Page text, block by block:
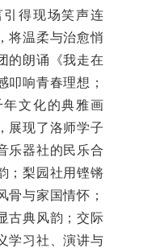
得现场笑声连
将温柔与治愈悄
的朗诵《我走在
叩响青春理想；
文化的典雅画
展现了洛师学子
乐器社的民乐合
；梨园社用铿锵
骨与家国情怀；
古典风韵；交际
学习社、演讲与